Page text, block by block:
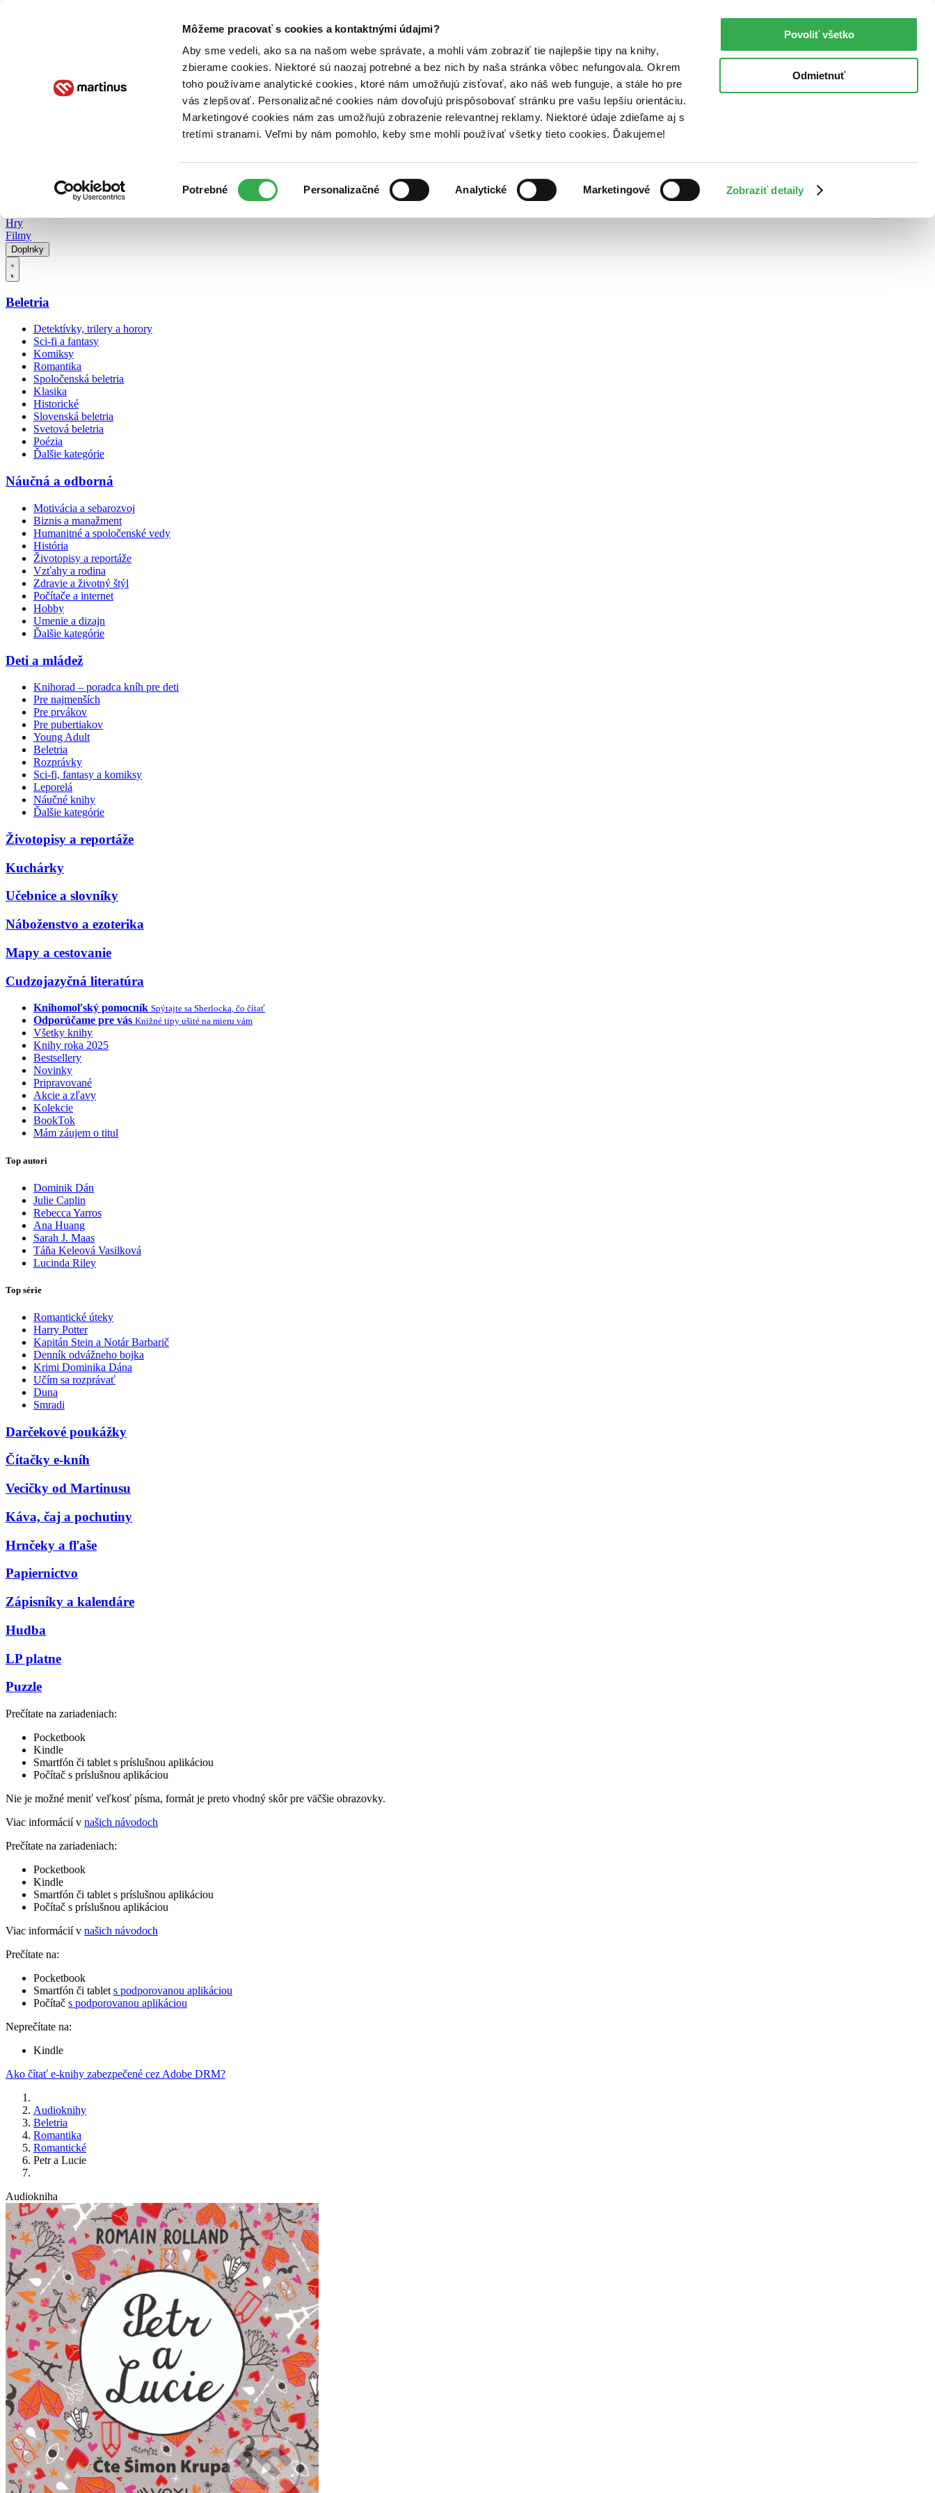
Môžeme pracovať s cookies a kontaktnými údajmi?
Aby sme vedeli, ako sa na našom webe správate, a mohli vám zobraziť tie najlepšie tipy na knihy,
zbierame cookies. Niektoré sú naozaj potrebné a bez nich by naša stránka vôbec nefungovala. Okrem
toho používame analytické cookies, ktoré nám umožňujú zisťovať, ako náš web funguje, a stále ho pre
vás zlepšovať. Personalizačné cookies nám dovoľujú prispôsobovať stránku pre vašu lepšiu orientáciu.
Marketingové cookies nám zas umožňujú zobrazenie relevantnej reklamy. Niektoré údaje zdieľame aj s
tretími stranami. Veľmi by nám pomohlo, keby sme mohli používať všetky tieto cookies. Ďakujeme!
súhlasu
Potrebné Personalizačné Analytické Marketingové Zobraziť detaily
Povoliť všetko
Odmietnuť
Poukážky Kontakt
Hry
Filmy
Doplnky
Beletria
Detektívky, trilery a horory
Sci-fi a fantasy
Komiksy
Romantika
Spoločenská beletria
Klasika
Historické
Slovenská beletria
Svetová beletria
Poézia
Ďalšie kategórie
Náučná a odborná
Motivácia a sebarozvoj
Biznis a manažment
Humanitné a spoločenské vedy
História
Životopisy a reportáže
Vzťahy a rodina
Zdravie a životný štýl
Počítače a internet
Hobby
Umenie a dizajn
Ďalšie kategórie
Deti a mládež
Knihorad – poradca kníh pre deti
Pre najmenších
Pre prvákov
Pre pubertiakov
Young Adult
Beletria
Rozprávky
Sci-fi, fantasy a komiksy
Leporelá
Náučné knihy
Ďalšie kategórie
Životopisy a reportáže
Kuchárky
Učebnice a slovníky
Náboženstvo a ezoterika
Mapy a cestovanie
Cudzojazyčná literatúra
Knihomoľský pomocník Spýtajte sa Sherlocka, čo čítať
Odporúčame pre vás Knižné tipy ušité na mieru vám
Všetky knihy
Knihy roka 2025
Bestsellery
Novinky
Pripravované
Akcie a zľavy
Kolekcie
BookTok
Mám záujem o titul
Top autori
Dominik Dán
Julie Caplin
Rebecca Yarros
Ana Huang
Sarah J. Maas
Táňa Keleová Vasilková
Lucinda Riley
Top série
Romantické úteky
Harry Potter
Kapitán Stein a Notár Barbarič
Denník odvážneho bojka
Krimi Dominika Dána
Učím sa rozprávať
Duna
Smradi
Darčekové poukážky
Čítačky e-kníh
Vecičky od Martinusu
Káva, čaj a pochutiny
Hrnčeky a fľaše
Papiernictvo
Zápisníky a kalendáre
Hudba
LP platne
Puzzle
Prečítate na zariadeniach:
Pocketbook
Kindle
Smartfón či tablet s príslušnou aplikáciou
Počítač s príslušnou aplikáciou
Nie je možné meniť veľkosť písma, formát je preto vhodný skôr pre väčšie obrazovky.
Viac informácií v našich návodoch
Prečítate na zariadeniach:
Pocketbook
Kindle
Smartfón či tablet s príslušnou aplikáciou
Počítač s príslušnou aplikáciou
Viac informácií v našich návodoch
Prečítate na:
Pocketbook
Smartfón či tablet s podporovanou aplikáciou
Počítač s podporovanou aplikáciou
Neprečítate na:
Kindle
Ako čítať e-knihy zabezpečené cez Adobe DRM?
Audioknihy
Beletria
Romantika
Romantické
Petr a Lucie
Audiokniha